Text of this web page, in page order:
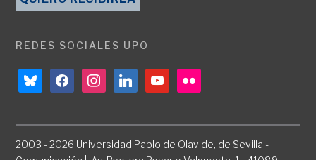
REDES SOCIALES UPO
blueskyfacebookinstagramlinkedinyoutubeflickr
2003 - 2026 Universidad Pablo de Olavide, de Sevilla -